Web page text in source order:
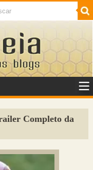
SaÃºde
Completo da